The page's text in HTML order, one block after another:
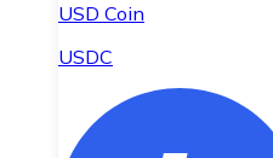
USD Coin
USDC